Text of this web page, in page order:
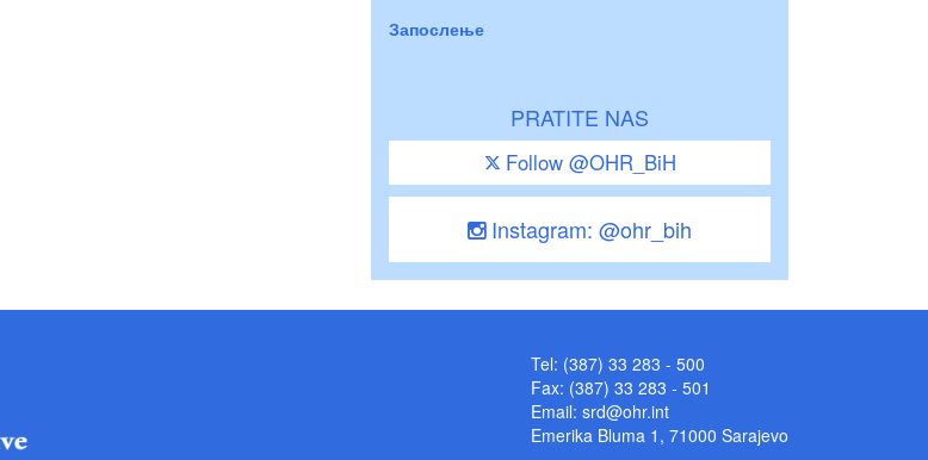
Запослење
PRATITE NAS
Follow @OHR_BiH
Instagram: @ohr_bih
Tel: (387) 33 283 - 500
Fax: (387) 33 283 - 501
Email: srd@ohr.int
Emerika Bluma 1, 71000 Sarajevo